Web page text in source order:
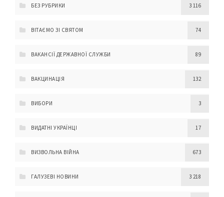
БЕЗ РУБРИКИ 3 116
ВІТАЄМО ЗІ СВЯТОМ 74
ВАКАНСІЇ ДЕРЖАВНОЇ СЛУЖБИ 89
ВАКЦИНАЦІЯ 132
ВИБОРИ 3
ВИДАТНІ УКРАЇНЦІ 17
ВИЗВОЛЬНА ВІЙНА 673
ГАЛУЗЕВІ НОВИНИ 3 218